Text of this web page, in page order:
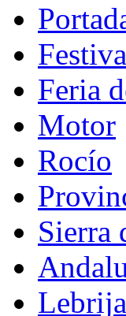
Feria
Motor
Rocío
Sierra